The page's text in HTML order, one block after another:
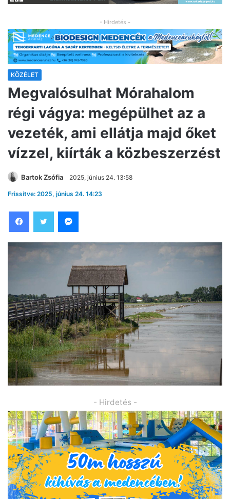
- Hirdetés -
KÖZÉLET
Megvalósulhat Mórahalom
régi vágya: megépülhet az a
vezeték, ami ellátja majd őket
vízzel, kiírták a közbeszerzést
Bartok Zsófia 2025, június 24. 13:58
Frissítve: 2025, június 24. 14:23
- Hirdetés -